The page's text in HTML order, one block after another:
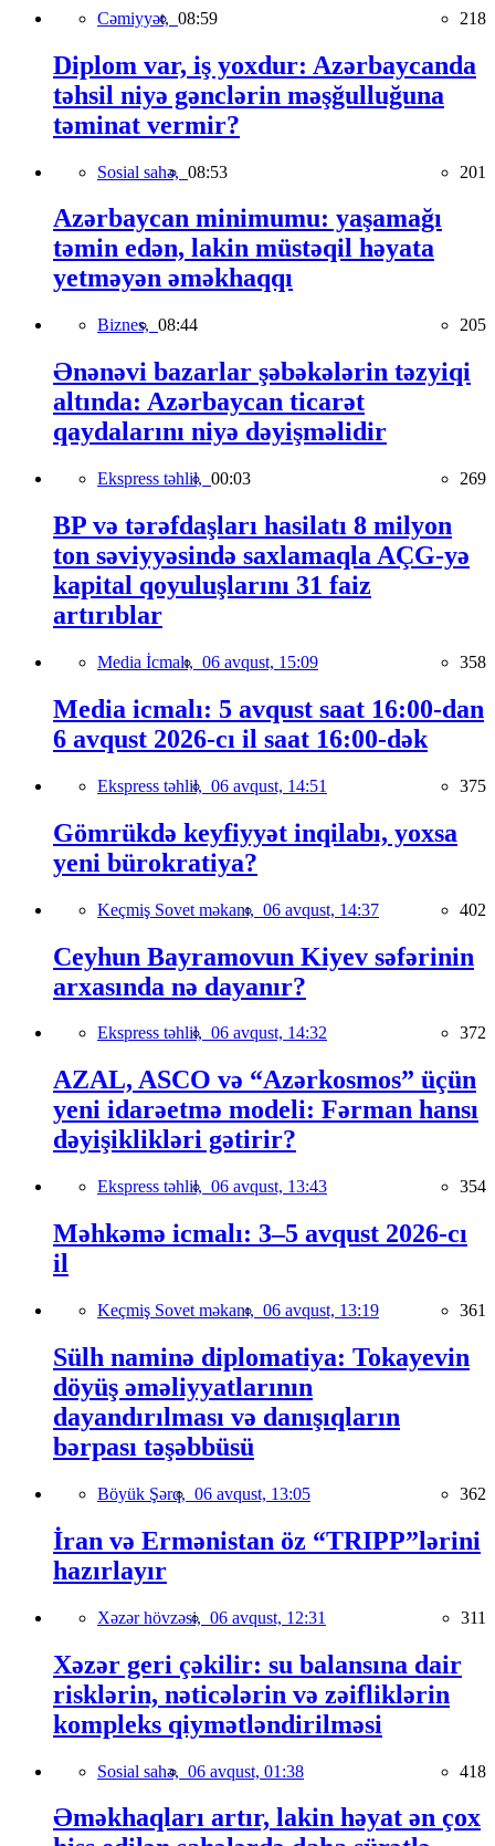
Cəmiyyət, 08:59 218
Diplom var, iş yoxdur: Azərbaycanda
təhsil niyə gənclərin məşğulluğuna
təminat vermir?
Sosial sahə, 08:53 201
Azərbaycan minimumu: yaşamağı
təmin edən, lakin müstəqil həyata
yetməyən əməkhaqqı
Biznes, 08:44 205
Ənənəvi bazarlar şəbəkələrin təzyiqi
altında: Azərbaycan ticarət
qaydalarını niyə dəyişməlidir
Ekspress təhlil, 00:03 269
BP və tərəfdaşları hasilatı 8 milyon
ton səviyyəsində saxlamaqla AÇG-yə
kapital qoyuluşlarını 31 faiz
artırıblar
Media İcmalı, 06 avqust, 15:09 358
Media icmalı: 5 avqust saat 16:00-dan
6 avqust 2026-cı il saat 16:00-dək
Ekspress təhlil, 06 avqust, 14:51 375
Gömrükdə keyfiyyət inqilabı, yoxsa
yeni bürokratiya?
Keçmiş Sovet məkanı, 06 avqust, 14:37 402
Ceyhun Bayramovun Kiyev səfərinin
arxasında nə dayanır?
Ekspress təhlil, 06 avqust, 14:32 372
AZAL, ASCO və “Azərkosmos” üçün
yeni idarəetmə modeli: Fərman hansı
dəyişiklikləri gətirir?
Ekspress təhlil, 06 avqust, 13:43 354
Məhkəmə icmalı: 3–5 avqust 2026-cı
il
Keçmiş Sovet məkanı, 06 avqust, 13:19 361
Sülh naminə diplomatiya: Tokayevin
döyüş əməliyyatlarının
dayandırılması və danışıqların
bərpası təşəbbüsü
Böyük Şərq, 06 avqust, 13:05 362
İran və Ermənistan öz “TRIPP”lərini
hazırlayır
Xəzər hövzəsi, 06 avqust, 12:31 311
Xəzər geri çəkilir: su balansına dair
risklərin, nəticələrin və zəifliklərin
kompleks qiymətləndirilməsi
Sosial sahə, 06 avqust, 01:38 418
Əməkhaqları artır, lakin həyat ən çox